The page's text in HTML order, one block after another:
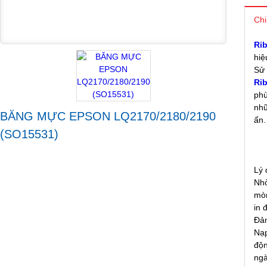
BĂNG MỰC EPSON LQ2170/2180/2190
(SO15531)
Sử
Lý
in